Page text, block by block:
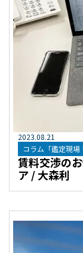
2023.08.21
コラム「鑑定現場
賃料交渉の
ア / 大森利